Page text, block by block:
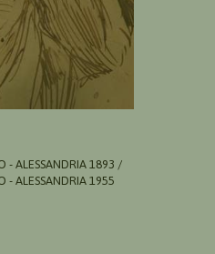
- ALESSANDRIA 1893 /
- ALESSANDRIA 1955